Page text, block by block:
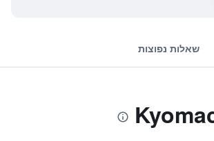
שאלות נפוצות